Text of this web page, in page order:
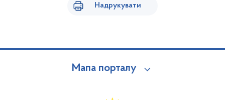
Надрукувати
Мапа порталу